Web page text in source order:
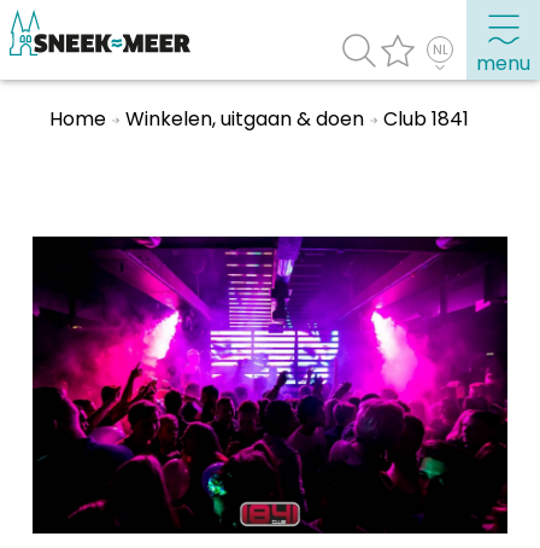
menu
Praktische informatie
Toeristische informatie
Bezienswaardigheden
Winkelen, uitgaan en doen
Eten, drinken & uitgaan
Watersport
Overnachten
Home Winkelen, uitgaan & doen Club 1841